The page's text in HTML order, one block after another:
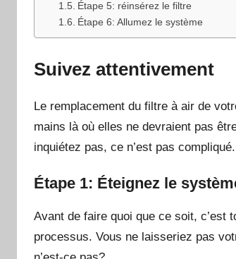
Étape 5: réinsérez le filtre
Étape 6: Allumez le système
Suivez attentivement
Le remplacement du filtre à air de
mains là où elles ne devraient pas
inquiétez pas, ce n’est pas compliqué.
Étape 1: Éteignez le
Avant de faire quoi que ce soit, c’est
processus. Vous ne laisseriez pas